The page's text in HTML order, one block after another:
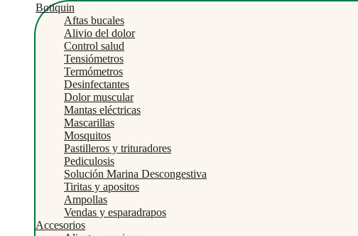
Botiquin
Aftas bucales
Alivio del dolor
Control salud
Tensiómetros
Termómetros
Desinfectantes
Dolor muscular
Mantas eléctricas
Mascarillas
Mosquitos
Pastilleros y trituradores
Pediculosis
Solución Marina Descongestiva
Tiritas y apositos
Ampollas
Vendas y esparadrapos
Accesorios